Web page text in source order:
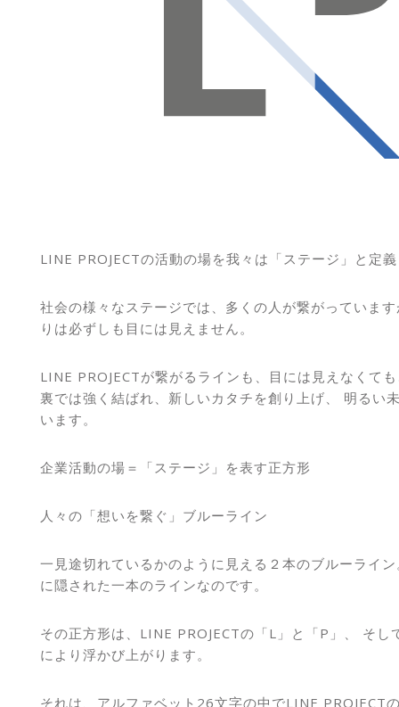
LINE PROJECTの活動の場を我々は「ステージ」と定
社会の様々なステージでは、多くの人が繋がっていま
りは必ずしも目には見えません。
LINE PROJECTが繋がるラインも、目には見えなくて
裏では強く結ばれ、新しいカタチを創り上げ、 明るい
います。
企業活動の場＝「ステージ」を表す正方形
人々の「想いを繋ぐ」ブルーライン
一見途切れているかのように見える２本のブルーライ
に隠された一本のラインなのです。
その正方形は、LINE PROJECTの「L」と「P」、 そし
により浮かび上がります。
それは、アルファベット26文字の中でLINE PROJECT